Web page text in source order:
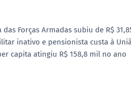
Forças Armadas subiu de R$
inativo e pensionista custa à
capita atingiu R$ 158,8 mil no ano